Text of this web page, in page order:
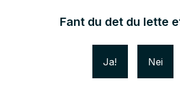
Fant du det du lette
Ja Nei